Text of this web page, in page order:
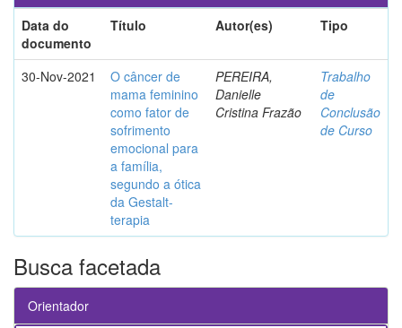
Data do
documento
Título Autor(es) Tipo
30-Nov-2021
O câncer de
mama feminino
como fator de
sofrimento
emocional para
a família,
segundo a ótica
da Gestalt-
terapia
PEREIRA,
Danielle
Cristina Frazão
Trabalho
de
Conclusão
de Curso
Busca facetada
Orientador